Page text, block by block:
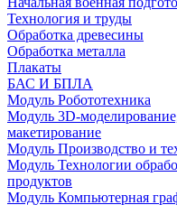
Технология и труды
Обработка древесины
Обработка металла
Плакаты
БАС И БПЛА
Модуль Робототехника
Модуль 3D-
макетирование
Модуль Производство и
Модуль Технологии
продуктов
Модуль Компьютерная